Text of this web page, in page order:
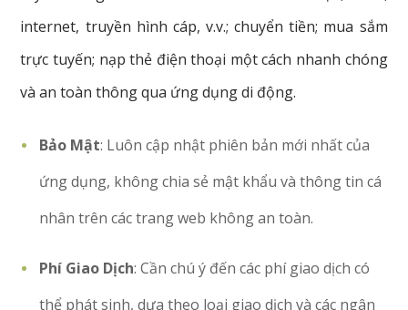
internet, truyền hình cáp, v.v.; chuyển tiền; mua sắm
trực tuyến; nạp thẻ điện thoại một cách nhanh chóng
và an toàn thông qua ứng dụng di động.
Bảo Mật: Luôn cập nhật phiên bản mới nhất của
ứng dụng, không chia sẻ mật khẩu và thông tin cá
nhân trên các trang web không an toàn.
Phí Giao Dịch: Cần chú ý đến các phí giao dịch có
thể phát sinh, dựa theo loại giao dịch và các ngân